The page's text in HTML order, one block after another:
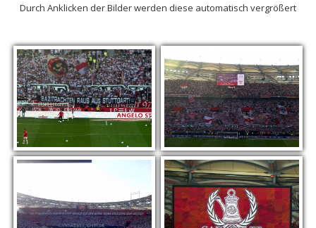
Durch Anklicken der Bilder werden diese automatisch vergrößert